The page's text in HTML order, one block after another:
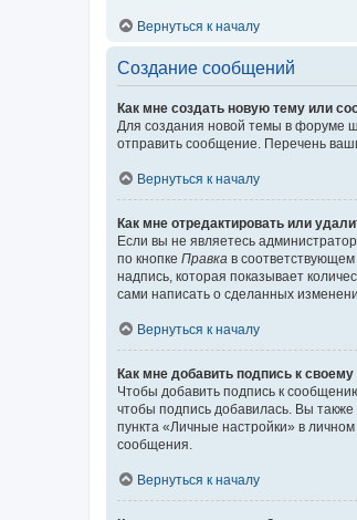
Вернуться к началу
Создание сообщений
Как мне создать новую тему или
Для создания новой темы в форуме
отправить сообщение. Перечень
Вернуться к началу
Как мне отредактировать или
Если вы не являетесь
по кнопке Правка в
надпись, которая показывает
сами написать о сделанных
Вернуться к началу
Как мне добавить подпись к
Чтобы добавить подпись к
чтобы подпись добавилась. Вы
пункта «Личные настройки» в
сообщения.
Вернуться к началу